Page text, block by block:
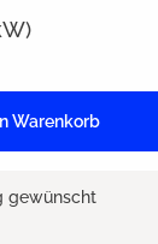
Warenkorb
gewünscht